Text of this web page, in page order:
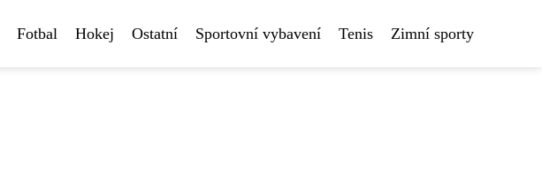
Fotbal Hokej Ostatní Sportovní vybavení Tenis Zimní sporty